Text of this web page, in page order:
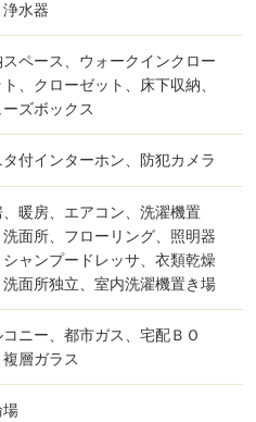
浄水器
スペース、ウォークインクロー
ト、クローゼット、床下収納、
ーズボックス
タ付インターホン、防犯カメラ
、暖房、エアコン、洗濯機置
面所、フローリング、照明器
ャンプードレッサ、衣類乾燥
洗面所独立、室内洗濯機置き場
ニー、都市ガス、宅配ＢＯ
複層ガラス
場